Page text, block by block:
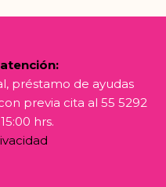
préstamo de ayudas
previa cita al 55 5292
hrs.